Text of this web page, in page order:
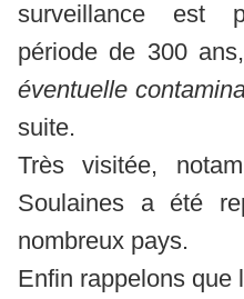
surveillance est
période de 300
éventuelle
suite.
Très visitée,
Soulaines a été
nombreux pays.
Enfin rappelons que